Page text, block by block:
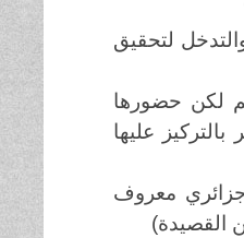
لتحقيق
لكن حضورها
عليها
معروف
القصيدة)